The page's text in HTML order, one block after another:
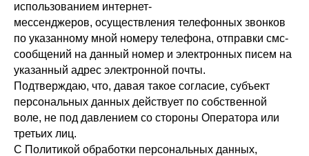
использованием интернет-
мессенджеров, осуществления телефонных звонков
по указанному мной номеру телефона, отправки смс-
сообщений на данный номер и электронных писем на
указанный адрес электронной почты.
Подтверждаю, что, давая такое согласие, субъект
персональных данных действует по собственной
воле, не под давлением со стороны Оператора или
третьих лиц.
С Политикой обработки персональных данных,